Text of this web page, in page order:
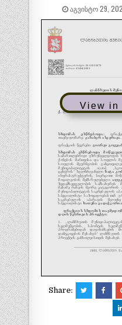
ᲐᲒᲕᲘᲡᲢᲝ 29,
View in
Share: